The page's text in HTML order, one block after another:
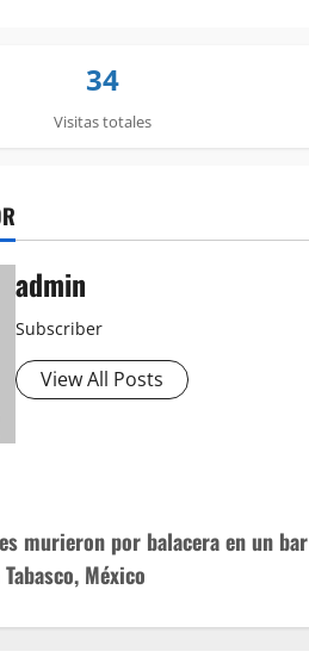
34
Visitas totales
admin
Subscriber
View All Posts
murieron por balacera en un bar
México